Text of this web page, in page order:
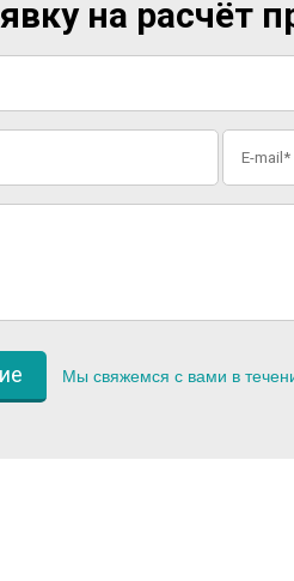
на расчёт
Мы свяжемся с вами в